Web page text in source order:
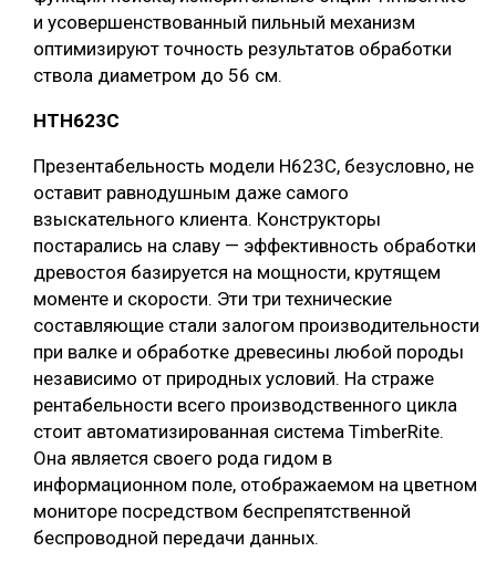
и усовершенствованный пильный механизм
оптимизируют точность результатов обработки
ствола диаметром до 56 см.
НТH623C
Презентабельность модели H623C, безусловно, не
оставит равнодушным даже самого
взыскательного клиента. Конструкторы
постарались на славу — эффективность обработки
древостоя базируется на мощности, крутящем
моменте и скорости. Эти три технические
составляющие стали залогом производительности
при валке и обработке древесины любой породы
независимо от природных условий. На страже
рентабельности всего производственного цикла
стоит автоматизированная система TimberRite.
Она является своего рода гидом в
информационном поле, отображаемом на цветном
мониторе посредством беспрепятственной
беспроводной передачи данных.